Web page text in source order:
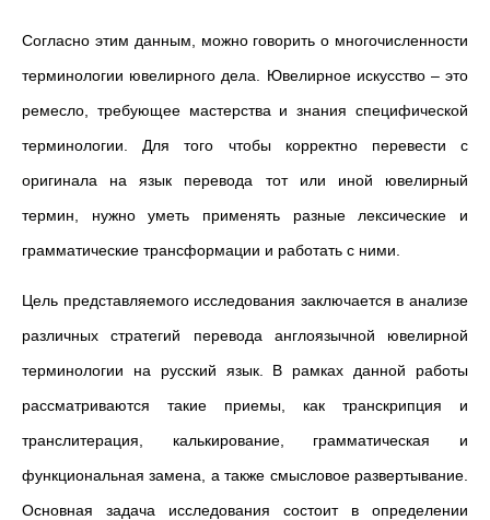
Согласно этим данным, можно говорить о многочисленности
терминологии ювелирного дела. Ювелирное искусство – это
ремесло, требующее мастерства и знания специфической
терминологии. Для того чтобы корректно перевести с
оригинала на язык перевода тот или иной ювелирный
термин, нужно уметь применять разные лексические и
грамматические трансформации и работать с ними.
Цель представляемого исследования заключается в анализе
различных стратегий перевода англоязычной ювелирной
терминологии на русский язык. В рамках данной работы
рассматриваются такие приемы, как транскрипция и
транслитерация, калькирование, грамматическая и
функциональная замена, а также смысловое развертывание.
Основная задача исследования состоит в определении